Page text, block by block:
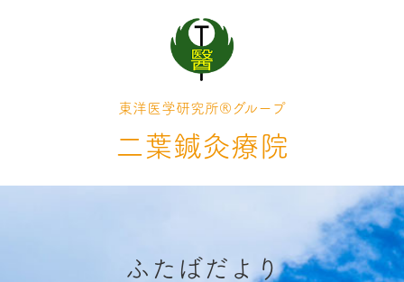
東洋医学研究所®グループ
二葉鍼灸療院
ふたばだより